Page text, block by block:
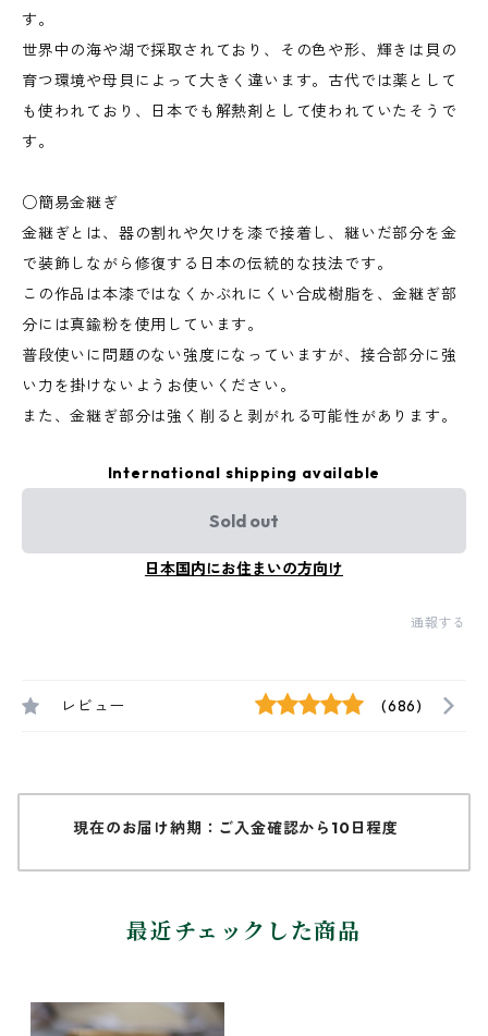
す。
世界中の海や湖で採取されており、その色や形、輝きは貝の
育つ環境や母貝によって大きく違います。古代では薬として
も使われており、日本でも解熱剤として使われていたそうで
す。
○簡易金継ぎ
金継ぎとは、器の割れや欠けを漆で接着し、継いだ部分を金
で装飾しながら修復する日本の伝統的な技法です。
この作品は本漆ではなくかぶれにくい合成樹脂を、金継ぎ部
分には真鍮粉を使用しています。
普段使いに問題のない強度になっていますが、接合部分に強
い力を掛けないようお使いください。
また、金継ぎ部分は強く削ると剥がれる可能性があります。
International shipping available
Sold out
日本国内にお住まいの方向け
通報する
レビュー (686)
現在のお届け納期：ご入金確認から10日程度
最近チェックした商品